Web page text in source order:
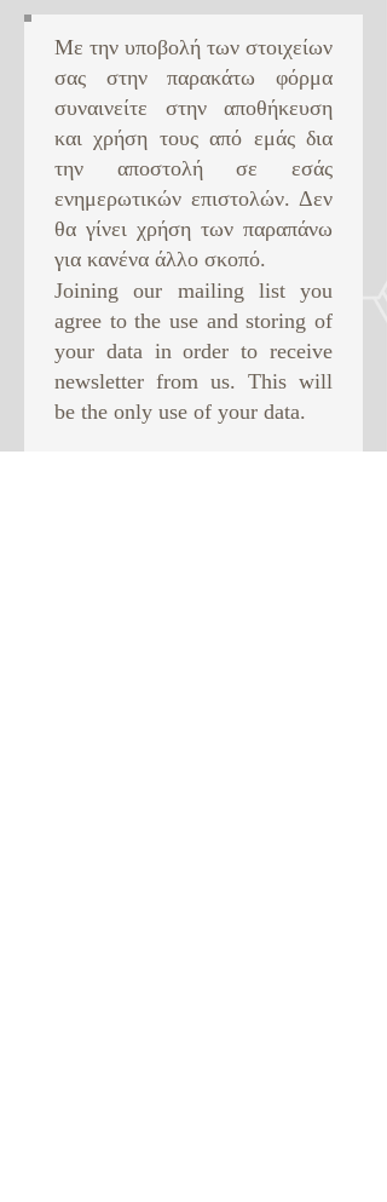
Με την υποβολή των στοιχείων
σας στην παρακάτω φόρμα
συναινείτε στην αποθήκευση
και χρήση τους από εμάς δια
την αποστολή σε εσάς
ενημερωτικών επιστολών. Δεν
θα γίνει χρήση των παραπάνω
για κανένα άλλο σκοπό. ​
Joining our mailing list you
agree to the use and storing of
your data in order to receive
newsletter from us. This will
be the only use of your data.